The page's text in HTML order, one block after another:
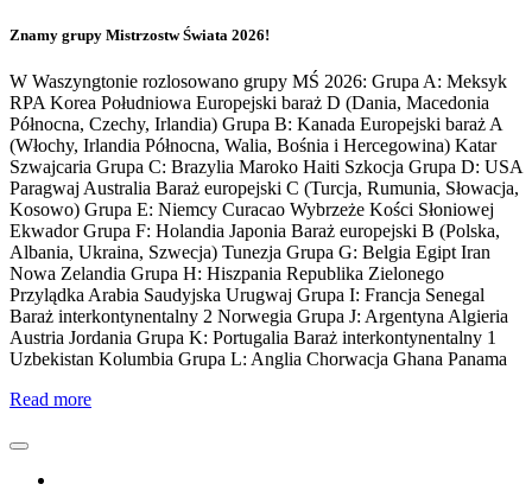
Znamy grupy Mistrzostw Świata 2026!
W Waszyngtonie rozlosowano grupy MŚ 2026: Grupa A: Meksyk
RPA Korea Południowa Europejski baraż D (Dania, Macedonia
Północna, Czechy, Irlandia) Grupa B: Kanada Europejski baraż A
(Włochy, Irlandia Północna, Walia, Bośnia i Hercegowina) Katar
Szwajcaria Grupa C: Brazylia Maroko Haiti Szkocja Grupa D: USA
Paragwaj Australia Baraż europejski C (Turcja, Rumunia, Słowacja,
Kosowo) Grupa E: Niemcy Curacao Wybrzeże Kości Słoniowej
Ekwador Grupa F: Holandia Japonia Baraż europejski B (Polska,
Albania, Ukraina, Szwecja) Tunezja Grupa G: Belgia Egipt Iran
Nowa Zelandia Grupa H: Hiszpania Republika Zielonego
Przylądka Arabia Saudyjska Urugwaj Grupa I: Francja Senegal
Baraż interkontynentalny 2 Norwegia Grupa J: Argentyna Algieria
Austria Jordania Grupa K: Portugalia Baraż interkontynentalny 1
Uzbekistan Kolumbia Grupa L: Anglia Chorwacja Ghana Panama
Read more